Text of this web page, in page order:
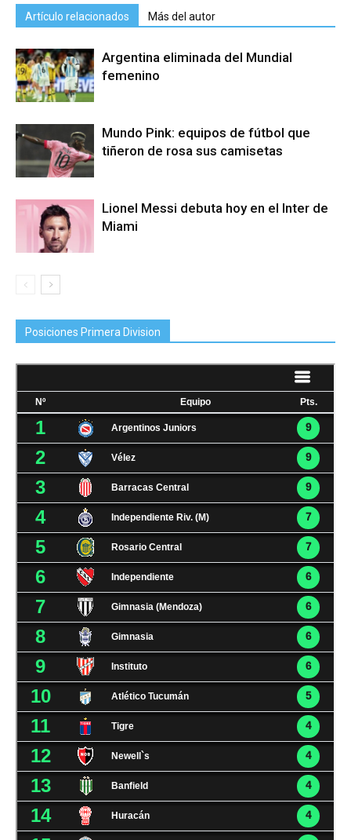
Artículo relacionados Más del autor
Argentina eliminada del Mundial
femenino
Mundo Pink: equipos de fútbol que
tiñeron de rosa sus camisetas
Lionel Messi debuta hoy en el Inter de
Miami
Posiciones Primera Division